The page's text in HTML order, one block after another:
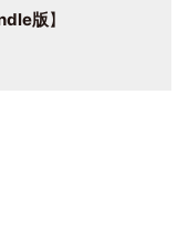
版】